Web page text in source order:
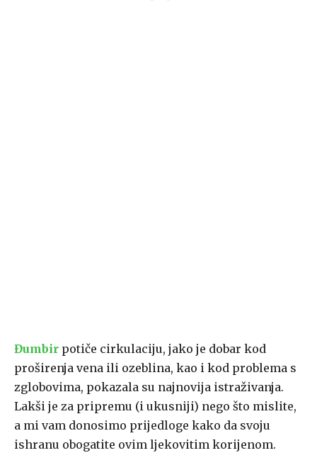
Đumbir potiče cirkulaciju, jako je dobar kod
proširenja vena ili ozeblina, kao i kod problema s
zglobovima, pokazala su najnovija istraživanja.
Lakši je za pripremu (i ukusniji) nego što mislite,
a mi vam donosimo prijedloge kako da svoju
ishranu obogatite ovim ljekovitim korijenom.